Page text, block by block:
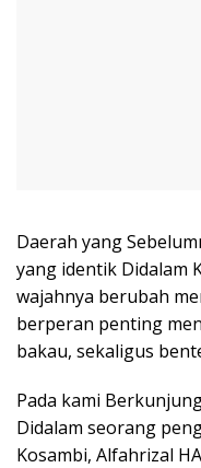
Daerah yang
yang identik Didalam
wajahnya berubah
berperan penting
bakau, sekaligus
Pada kami
Didalam seorang
Kosambi, Alfahrizal